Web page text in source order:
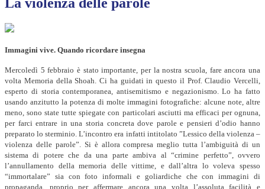
La violenza delle parole
Immagini vive. Quando ricordare insegna
Mercoledì 5 febbraio è stato importante, per la nostra scuola, fare ancora una
volta Memoria della Shoah. Ci ha guidati in questo il Prof. Claudio Vercelli,
esperto di storia contemporanea, antisemitismo e negazionismo.Lo ha fatto
usando anzitutto la potenza di molte immagini fotografiche: alcune note, altre
meno,sono state tutte spiegate con particolari asciutti ma efficaci per ognuna,
per farci entrare in una storia concretadove parole e pensieri d’odio hanno
preparato lo sterminio. L’incontro era infatti intitolato ”Lessico della violenza –
violenza delle parole”. Si è allora compresa meglio tutta l’ambiguità di un
sistema di potere che da una parte ambiva al “crimine perfetto”, ovvero
l’annullamento della memoria delle vittime, e dall’altra lo voleva spesso
“immortalare” sia con foto informali e goliardicheche con immagini di
propaganda, proprio per affermare ancora una volta l’assoluta facilità e